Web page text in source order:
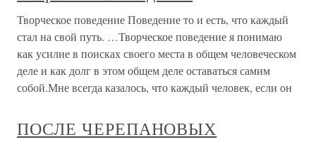
Творческое поведение Поведение то и есть, что каждый
стал на свой путь. …Творческое поведение я понимаю
как усилие в поисках своего места в общем человеческом
деле и как долг в этом общем деле оставаться самим
собой.Мне всегда казалось, что каждый человек, если он
ПОСЛЕ ЧЕРЕПАНОВЫХ